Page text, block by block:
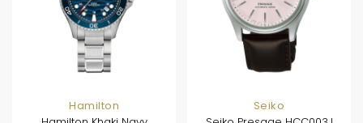
Hamilton
Seiko